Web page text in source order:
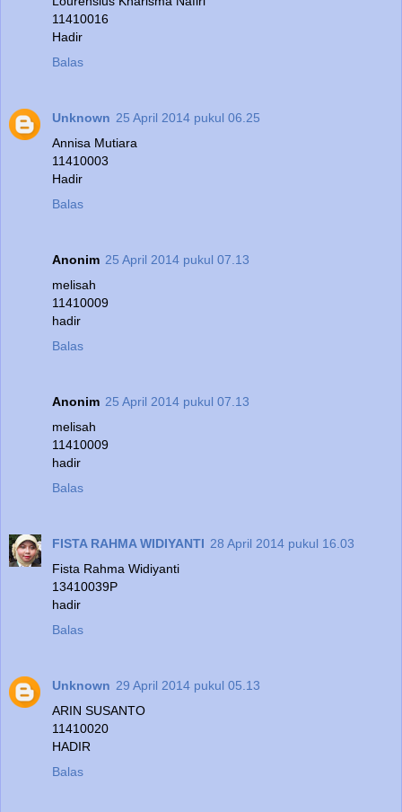
11410016
Hadir
Balas
Unknown 25 April 2014 pukul 06.25
Annisa Mutiara
11410003
Hadir
Balas
Anonim 25 April 2014 pukul 07.13
melisah
11410009
hadir
Balas
Anonim 25 April 2014 pukul 07.13
melisah
11410009
hadir
Balas
FISTA RAHMA WIDIYANTI 28 April 2014 pukul 16.03
Fista Rahma Widiyanti
13410039P
hadir
Balas
Unknown 29 April 2014 pukul 05.13
ARIN SUSANTO
11410020
HADIR
Balas